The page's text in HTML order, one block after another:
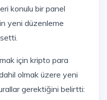
konulu bir panel
yeni düzenleme
olmak üzere yeni
gerektiğini belirtti: